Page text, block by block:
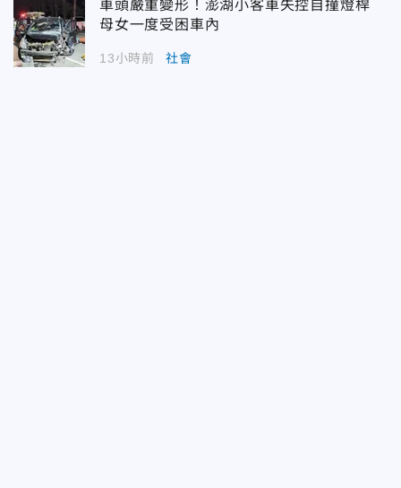
車頭嚴重變形！澎湖小客車失控自撞燈桿
母女一度受困車內
13小時前 社會